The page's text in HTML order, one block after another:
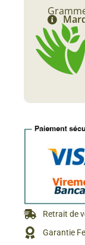
Retrait de
Garantie